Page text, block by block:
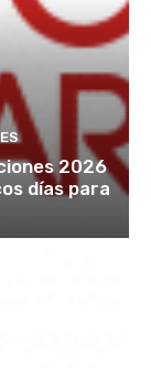
2026
días para